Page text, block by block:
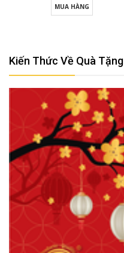
MUA HÀNG
Kiến Thức Về Quà Tặng